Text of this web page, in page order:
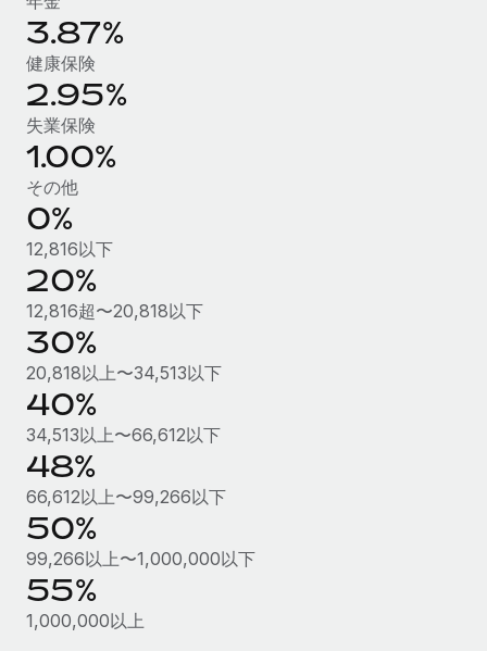
ることです。この数週間で、新しい統合、機能、改良点をリリー
スしました。...
詳細を見る
給与詐欺：種類、事例、ビジネスを守る方法
ム間で頻繁に移動しているためです。このため、自社のビジネス
を保護することは極めて重要です。...
詳細を見る
3.87%
健康保険
2.95%
失業保険
1.00%
その他
0%
12,816以下
20%
12,816超〜20,818以下
30%
20,818以上〜34,513以下
40%
34,513以上〜66,612以下
48%
66,612以上〜99,266以下
50%
99,266以上〜1,000,000以下
55%
1,000,000以上